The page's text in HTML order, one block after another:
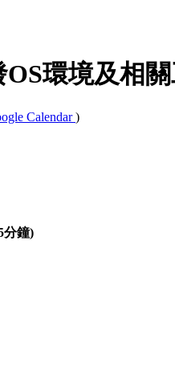
環境及相
Calendar)
分鐘)